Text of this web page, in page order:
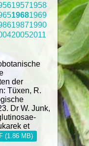
19571958
19681969
19871990
20052011
der
Tüxen, R.
Dr W. Junk,
et
(1.86 MB)